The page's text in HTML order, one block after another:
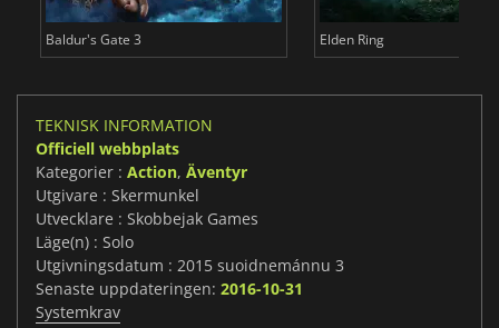
Baldur's Gate 3 Elden Ring
TEKNISK INFORMATION
Officiell webbplats
Kategorier : Action, Äventyr
Utgivare : Skermunkel
Utvecklare : Skobbejak Games
Läge(n) : Solo
Utgivningsdatum : 2015 suoidnemánnu 3
Senaste uppdateringen: 2016-10-31
Systemkrav